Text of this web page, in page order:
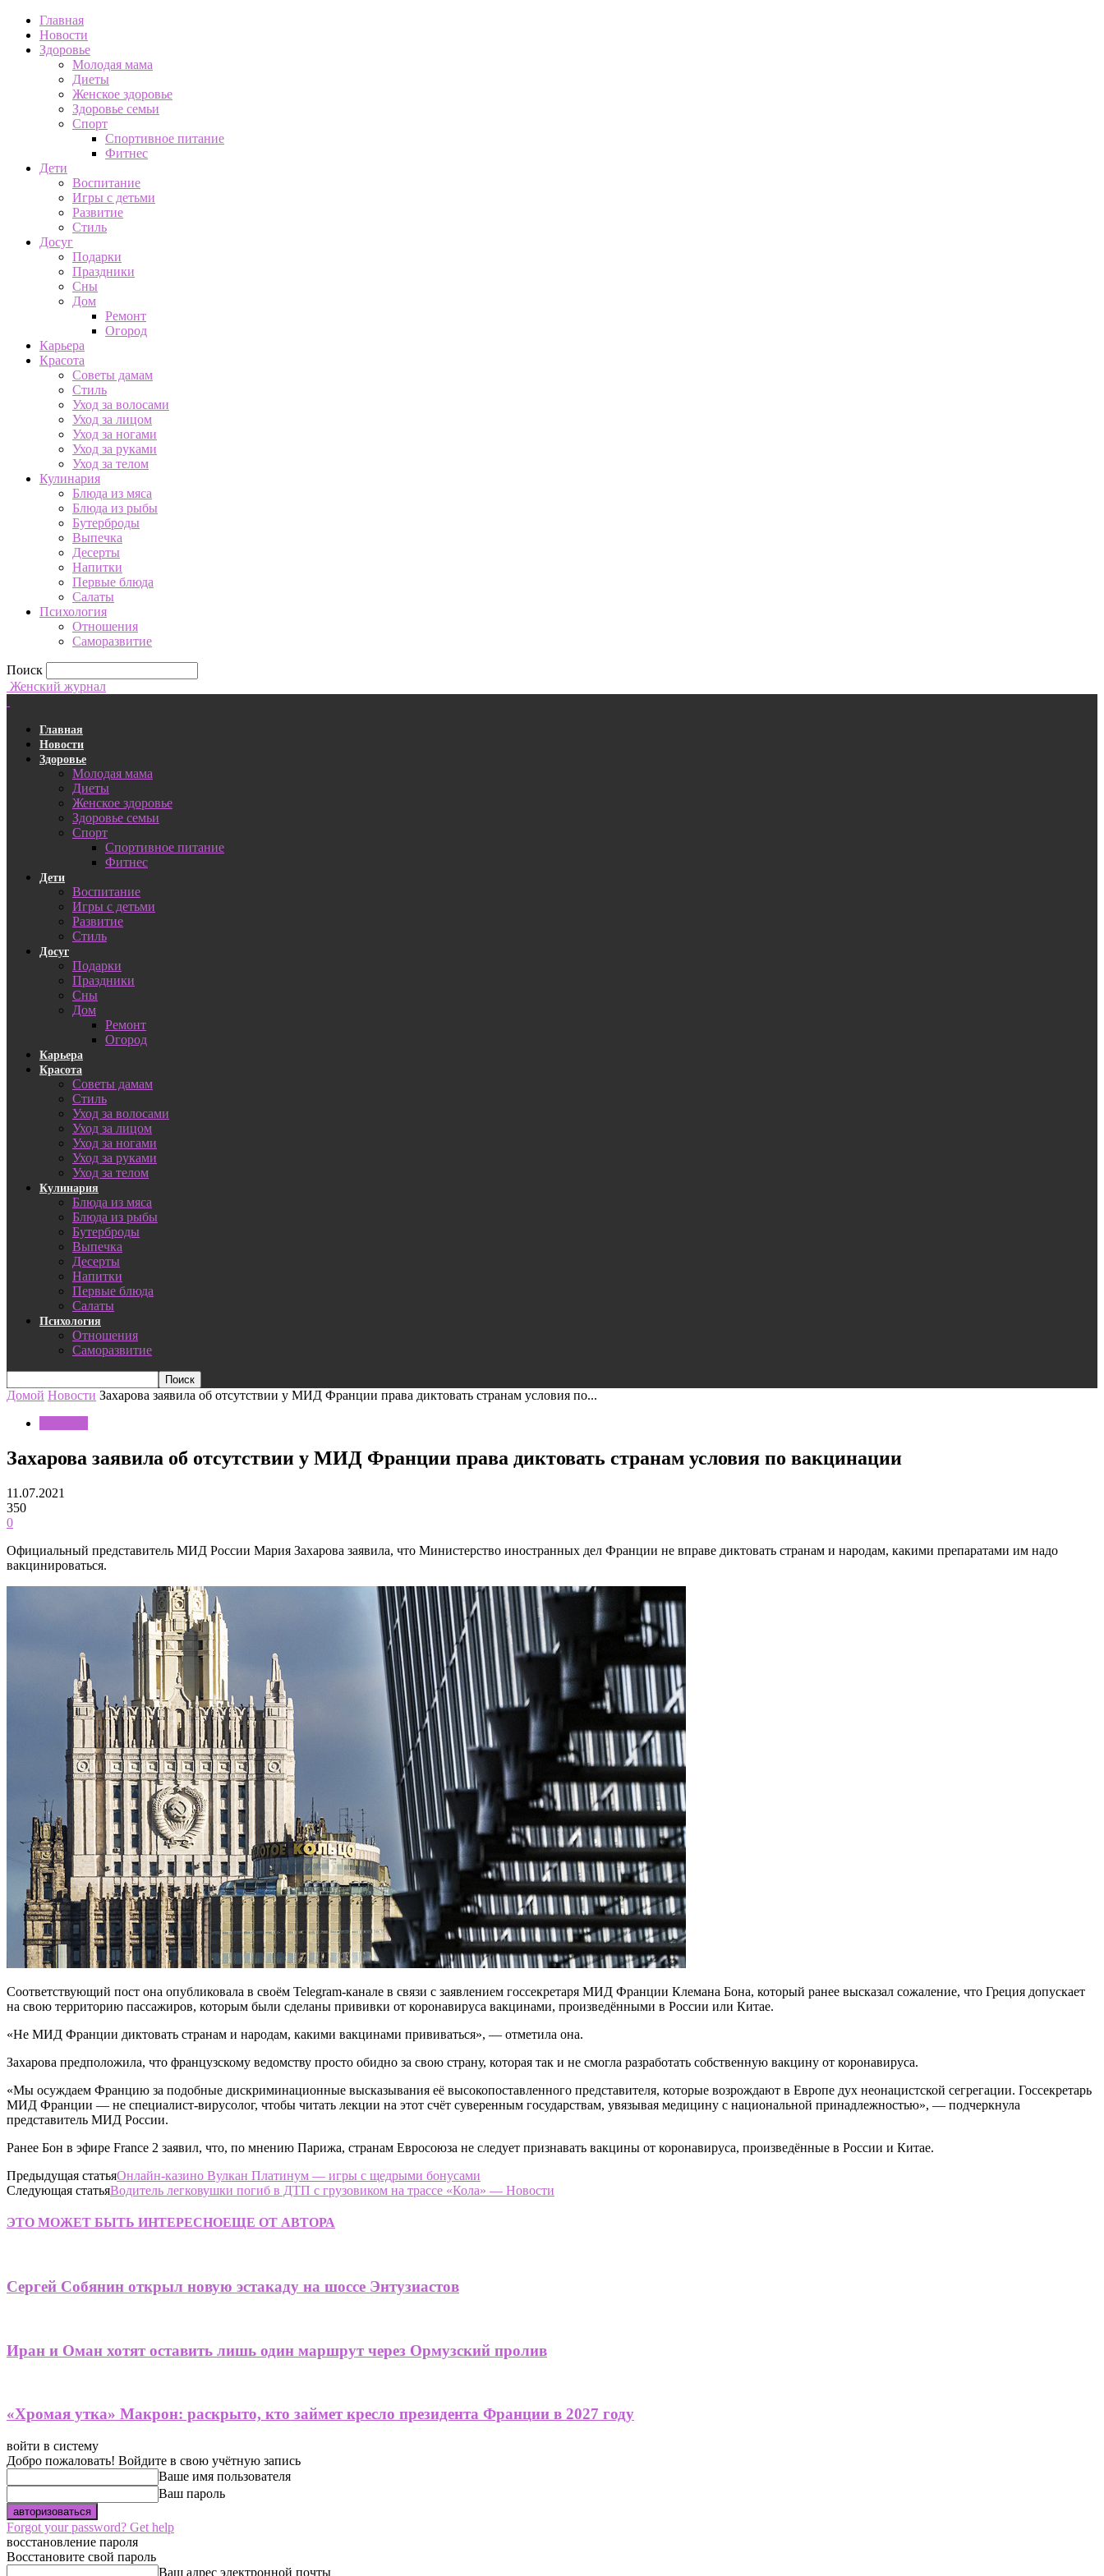
Главная
Новости
Здоровье
Молодая мама
Диеты
Женское здоровье
Здоровье семьи
Спорт
Спортивное питание
Фитнес
Дети
Воспитание
Игры с детьми
Развитие
Стиль
Досуг
Подарки
Праздники
Сны
Дом
Ремонт
Огород
Карьера
Красота
Советы дамам
Стиль
Уход за волосами
Уход за лицом
Уход за ногами
Уход за руками
Уход за телом
Кулинария
Блюда из мяса
Блюда из рыбы
Бутерброды
Выпечка
Десерты
Напитки
Первые блюда
Салаты
Психология
Отношения
Саморазвитие
Поиск
Женский журнал
Главная
Новости
Здоровье
Молодая мама
Диеты
Женское здоровье
Здоровье семьи
Спорт
Спортивное питание
Фитнес
Дети
Воспитание
Игры с детьми
Развитие
Стиль
Досуг
Подарки
Праздники
Сны
Дом
Ремонт
Огород
Карьера
Красота
Советы дамам
Стиль
Уход за волосами
Уход за лицом
Уход за ногами
Уход за руками
Уход за телом
Кулинария
Блюда из мяса
Блюда из рыбы
Бутерброды
Выпечка
Десерты
Напитки
Первые блюда
Салаты
Психология
Отношения
Саморазвитие
Домой Новости Захарова заявила об отсутствии у МИД Франции права диктовать странам условия по...
Захарова заявила об отсутствии у МИД Франции права диктовать странам условия по вакцинации
11.07.2021
350
0
Официальный представитель МИД России Мария Захарова заявила, что Министерство иностранных дел Франции не вправе диктовать странам и народам, какими препаратами им надо
вакцинироваться.
Соответствующий пост она опубликовала в своём Telegram-канале в связи с заявлением госсекретаря МИД Франции Клемана Бона, который ранее высказал сожаление, что Греция допускает
на свою территорию пассажиров, которым были сделаны прививки от коронавируса вакцинами, произведёнными в России или Китае.
«Не МИД Франции диктовать странам и народам, какими вакцинами прививаться», — отметила она.
Захарова предположила, что французскому ведомству просто обидно за свою страну, которая так и не смогла разработать собственную вакцину от коронавируса.
«Мы осуждаем Францию за подобные дискриминационные высказывания её высокопоставленного представителя, которые возрождают в Европе дух неонацистской сегрегации. Госсекретарь
МИД Франции — не специалист-вирусолог, чтобы читать лекции на этот счёт суверенным государствам, увязывая медицину с национальной принадлежностью», — подчеркнула
представитель МИД России.
Ранее Бон в эфире France 2 заявил, что, по мнению Парижа, странам Евросоюза не следует признавать вакцины от коронавируса, произведённые в России и Китае.
Предыдущая статьяОнлайн-казино Вулкан Платинум — игры с щедрыми бонусами
Следующая статьяВодитель легковушки погиб в ДТП с грузовиком на трассе «Кола» — Новости
ЭТО МОЖЕТ БЫТЬ ИНТЕРЕСНОЕЩЕ ОТ АВТОРА
Сергей Собянин открыл новую эстакаду на шоссе Энтузиастов
Иран и Оман хотят оставить лишь один маршрут через Ормузский пролив
«Хромая утка» Макрон: раскрыто, кто займет кресло президента Франции в 2027 году
войти в систему
Добро пожаловать! Войдите в свою учётную запись
Ваше имя пользователя
Ваш пароль
Forgot your password? Get help
восстановление пароля
Восстановите свой пароль
Ваш адрес электронной почты